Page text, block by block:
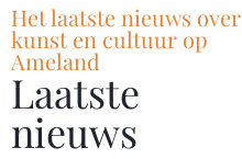
Het laatste nieuws over
kunst en cultuur op
Ameland
Laatste
nieuws